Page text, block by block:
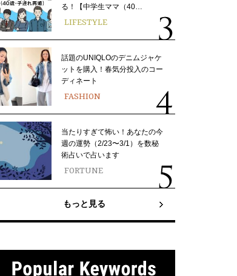
る！【中学生ママ（40…
LIFESTYLE
話題のUNIQLOのデニムジャケ
ットを購入！春気分投入のコー
ディネート
FASHION
当たりすぎて怖い！あなたの今
週の運勢（2/23〜3/1）を数秘
術占いで占います
FORTUNE
もっと見る